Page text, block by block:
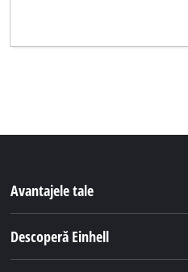
Avantajele tale
Descoperă Einhell